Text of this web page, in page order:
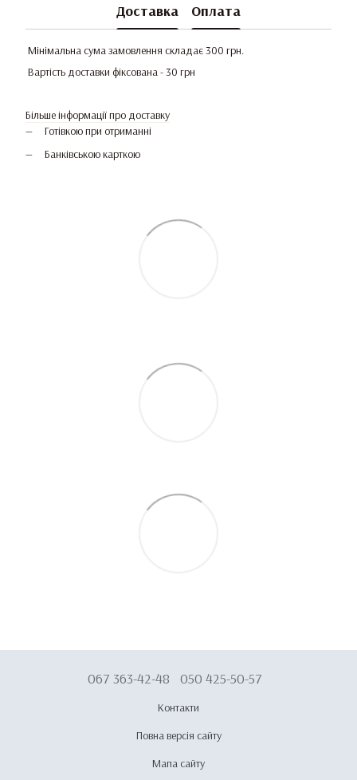
Доставка Оплата
Мінімальна сума замовлення складає 300 грн.
Вартість доставки фіксована - 30 грн
Більше інформації про доставку
Готівкою при отриманні
Банківською карткою
067 363-42-48 050 425-50-57
Контакти
Повна версія сайту
Мапа сайту